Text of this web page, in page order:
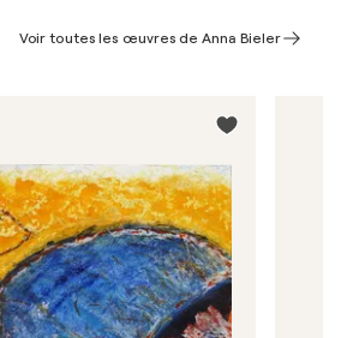
Voir toutes les œuvres de Anna Bieler